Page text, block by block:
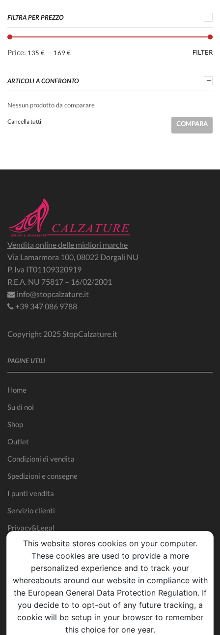
FILTRA PER PREZZO
FILTER
Price: 135 € — 169 €
ARTICOLI A CONFRONTO
Nessun prodotto da comparare
Cancella tutti COMPARA
Vendita online delle migliori marche
Via Lamarmora 100, 08022 Dorgali NU
P. Iva IT01109320919
R.E.A. NU 75817 – 16/02/2001
info@stopcalzature.it
+39 347 086 9788
Copyright 2025 StopCalzature.it
PAGINE UTILI
Home
Su di noi
Shop
Outlet
Condizioni di vendita
Spedizioni e consegne
I punti vendita
Servizio clienti
Privacy&Legal
This website stores cookies on your computer.
These cookies are used to provide a more
personalized experience and to track your
whereabouts around our website in compliance with
the European General Data Protection Regulation. If
you decide to to opt-out of any future tracking, a
cookie will be setup in your browser to remember
this choice for one year.